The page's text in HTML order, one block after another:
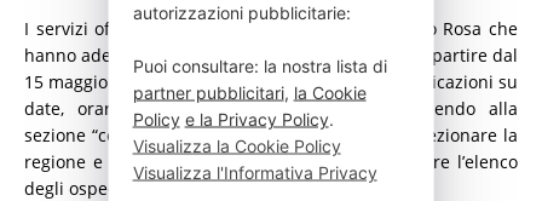
I servizi offerti dalle strutture del network Bollino Rosa che
hanno aderito all’iniziativa saranno consultabili a partire dal
15 maggio 2024 sul sito www.bollinirosa.it con indicazioni su
date, orari e modalità di prenotazione, accedendo alla
sezione “consulta i servizi offerti”. È possibile selezionare la
regione e la provincia di interesse per visualizzare l’elenco
degli ospedali aderenti.
autorizzazioni pubblicitarie:
Puoi consultare: la nostra lista di
partner pubblicitari, la Cookie
Policy e la Privacy Policy.
Visualizza la Cookie Policy
Visualizza l'Informativa Privacy